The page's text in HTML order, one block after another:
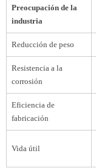
Preocupación de la
industria
Reducción de peso
Resistencia a la
corrosión
Eficiencia de
fabricación
Vida útil